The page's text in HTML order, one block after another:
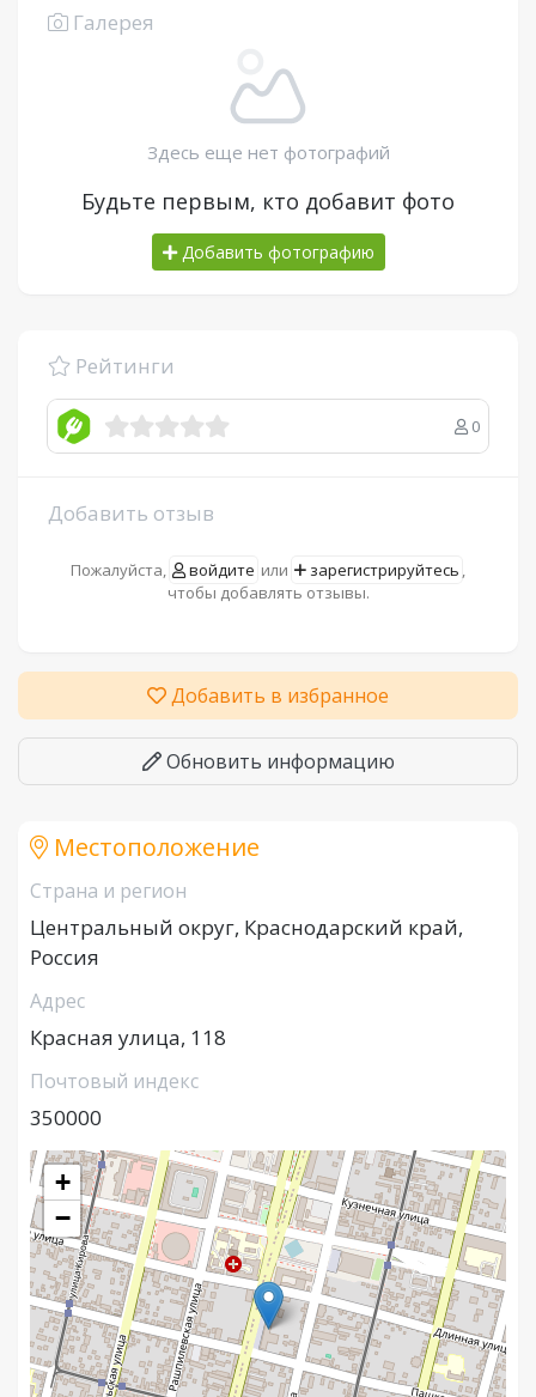
Галерея
Здесь еще нет фотографий
Будьте первым, кто добавит фото
Добавить фотографию
Рейтинги
0
Добавить отзыв
Пожалуйста, войдите или зарегистрируйтесь ,
чтобы добавлять отзывы.
Добавить в избранное
Обновить информацию
Местоположение
Страна и регион
Центральный округ, Краснодарский край,
Россия
Адрес
Красная улица, 118
Почтовый индекс
350000
+
−